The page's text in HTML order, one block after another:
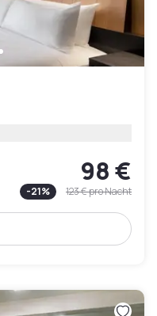
98 €
-21% 123 €pro Nacht